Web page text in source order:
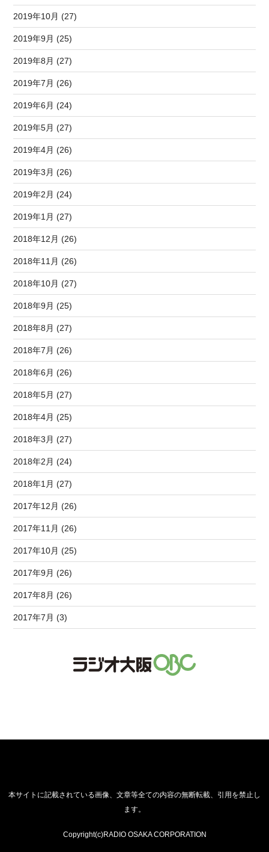
2019年10月 (27)
2019年9月 (25)
2019年8月 (27)
2019年7月 (26)
2019年6月 (24)
2019年5月 (27)
2019年4月 (26)
2019年3月 (26)
2019年2月 (24)
2019年1月 (27)
2018年12月 (26)
2018年11月 (26)
2018年10月 (27)
2018年9月 (25)
2018年8月 (27)
2018年7月 (26)
2018年6月 (26)
2018年5月 (27)
2018年4月 (25)
2018年3月 (27)
2018年2月 (24)
2018年1月 (27)
2017年12月 (26)
2017年11月 (26)
2017年10月 (25)
2017年9月 (26)
2017年8月 (26)
2017年7月 (3)
本サイトに記載されている画像、文章等全ての内容の無断転載、引用を禁止し
ます。
Copyright(c)RADIO OSAKA CORPORATION